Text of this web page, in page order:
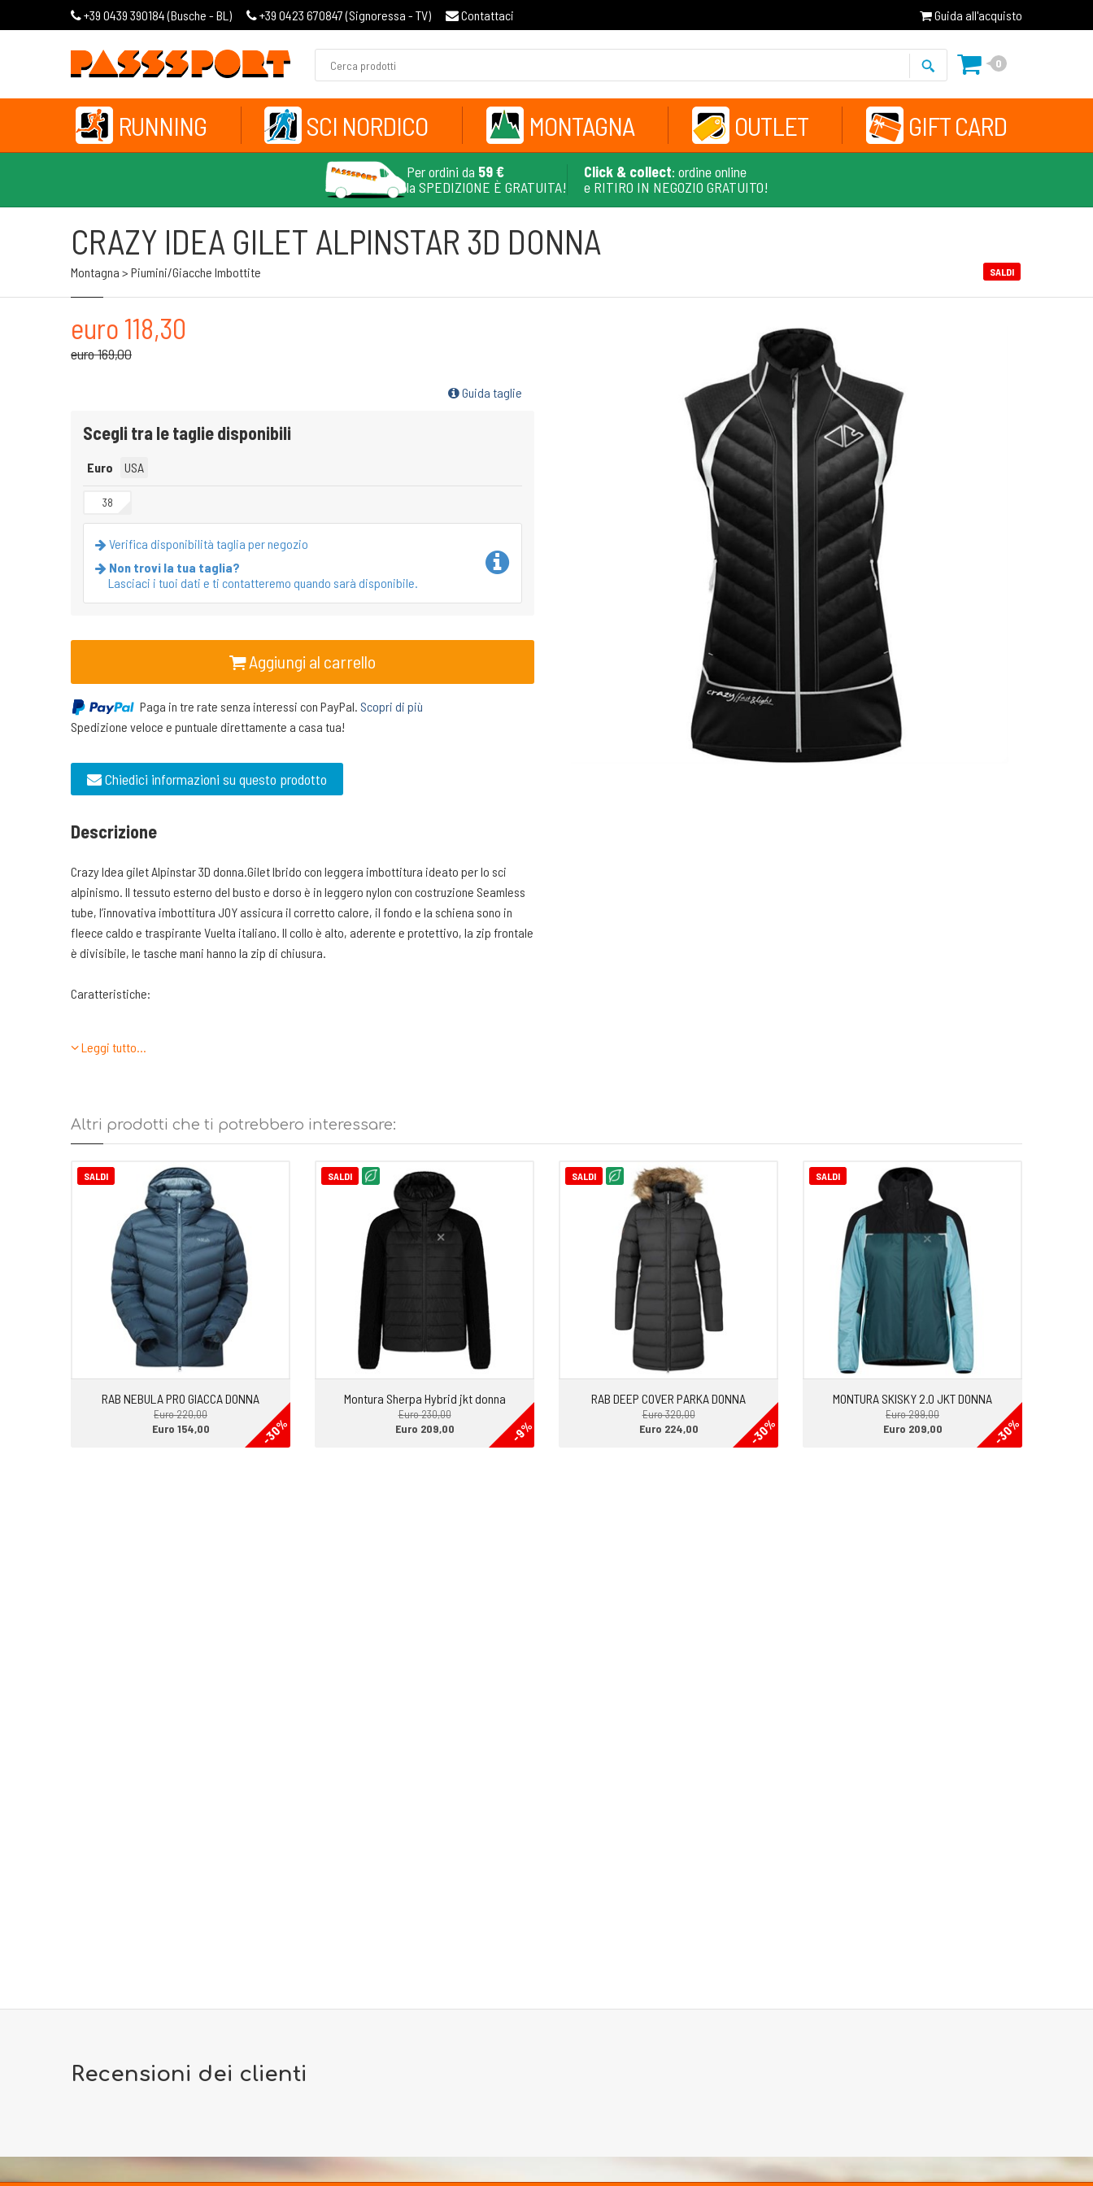
+39 0439 390184 (Busche - BL ) +39 0423 670847 (Signoressa - TV) Contattaci Guida all'acquisto
0
RUNNING SCI NORDICO MONTAGNA OUTLET GIFT CARD
Per ordini da 59 €
la SPEDIZIONE È GRATUITA!
Click & collect: ordine online
e RITIRO IN NEGOZIO GRATUITO!
CRAZY IDEA GILET ALPINSTAR 3D DONNA
Montagna > Piumini/giacche Imbottite SALDI
euro 118,30
euro 169,00
Guida taglie
Scegli tra le taglie disponibili
Euro USA
38
Verifica disponibilità taglia per negozio
Non trovi la tua taglia?
Lasciaci i tuoi dati e ti contatteremo quando sarà disponibile.
Aggiungi al carrello
Paga in tre rate senza interessi con PayPal. Scopri di più
Spedizione veloce e puntuale direttamente a casa tua!
Chiedici informazioni su questo prodotto
Descrizione
Crazy Idea gilet Alpinstar 3D donna.Gilet Ibrido con leggera imbottitura ideato per lo sci
alpinismo. Il tessuto esterno del busto e dorso è in leggero nylon con costruzione Seamless
tube, l’innovativa imbottitura JOY assicura il corretto calore, il fondo e la schiena sono in
fleece caldo e traspirante Vuelta italiano. Il collo è alto, aderente e protettivo, la zip frontale
è divisibile, le tasche mani hanno la zip di chiusura.
Caratteristiche:
Zip frontale totalmente divisibile
Leggi tutto…
Altri prodotti che ti potrebbero interessare:
SALDI
RAB NEBULA PRO GIACCA DONNA
Euro 220,00
-30%
Euro 154,00
SALDI
Montura Sherpa Hybrid jkt donna
Euro 230,00
-9%
Euro 209,00
SALDI
RAB DEEP COVER PARKA DONNA
Euro 320,00
-30%
Euro 224,00
SALDI
MONTURA SKISKY 2.0 JKT DONNA
Euro 299,00
-30%
Euro 209,00
Recensioni dei clienti